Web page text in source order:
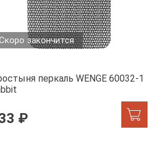
закончится
перкаль WENGE 60032-1
₽